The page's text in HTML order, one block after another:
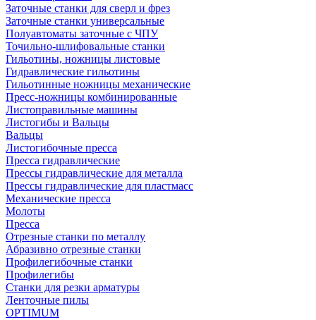
Заточные станки для сверл и фрез
Заточные станки универсальные
Полуавтоматы заточные с ЧПУ
Точильно-шлифовальные станки
Гильотины, ножницы листовые
Гидравлические гильотины
Гильотинные ножницы механические
Пресс-ножницы комбинированные
Листоправильные машины
Листогибы и Вальцы
Вальцы
Листогибочные пресса
Пресса гидравлические
Прессы гидравлические для металла
Прессы гидравлические для пластмасс
Механические пресса
Молоты
Пресса
Отрезные станки по металлу
Абразивно отрезные станки
Профилегибочные станки
Профилегибы
Станки для резки арматуры
Ленточные пилы
OPTIMUM